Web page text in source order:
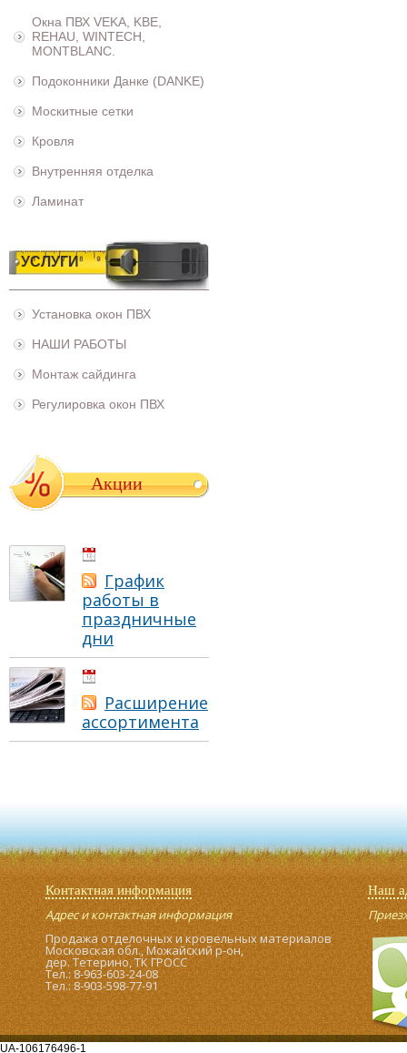
Окна ПВХ VEKA, KBE,
REHAU, WINTECH,
MONTBLANC.
Подоконники Данке (DANKE)
Москитные сетки
Кровля
Внутренняя отделка
Ламинат
УСЛУГИ
Установка окон ПВХ
НАШИ РАБОТЫ
Монтаж сайдинга
Регулировка окон ПВХ
Акции
График
работы в
праздничные
дни
Расширение
ассортимента
Контактная информация
Адрес и контактная информация
Продажа отделочных и кровельных материалов
Московская обл., Можайский р-он,
дер. Тетерино, ТК ГРОСС
Тел.: 8-963-603-24-08
Тел.: 8-903-598-77-91
Наш
UA-106176496-1